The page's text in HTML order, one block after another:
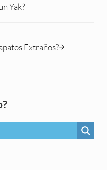
Yak?
Extraños?